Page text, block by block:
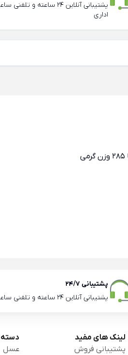
پشتیبانی آنلاین 24 ساعته و تلفنی
اداری
پشتیبانی 24/7
پشتیبانی آنلاین 24 ساعته و تلفنی ساعات اداری
لینک های مفید
پشتیبانی فروش
عسل